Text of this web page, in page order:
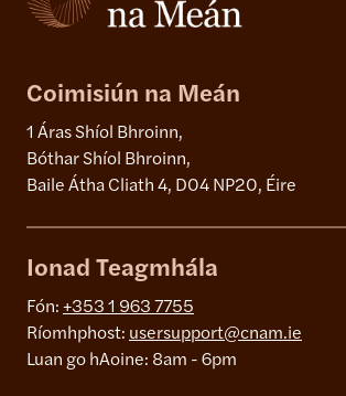
Coimisiún na Meán
1 Áras Shíol Bhroinn,
Bóthar Shíol Bhroinn,
Baile Átha Cliath 4, D04 NP20, Éire
Ionad Teagmhála
Fón: +353 1 963 7755
Ríomhphost: usersupport@cnam.ie
Luan go hAoine: 8am - 6pm